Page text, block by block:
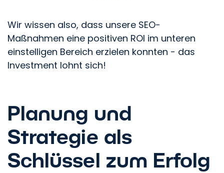
Wir wissen also, dass unsere SEO-
Maßnahmen eine positiven ROI im unteren
einstelligen Bereich erzielen konnten - das
Investment lohnt sich!
Planung und
Strategie als
Schlüssel zum Erfolg